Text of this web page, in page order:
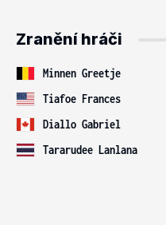
Zranění hráči
Minnen Greetje
Tiafoe Frances
Diallo Gabriel
Tararudee Lanlana